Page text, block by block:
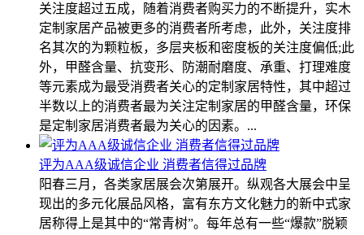
关注度超过五成，随着消费者购买力的不断提升，实木
定制家居产品被更多的消费者所考虑，此外，关注度排
名其次的为颗粒板，多层夹板和密度板的关注度偏低;此
外，甲醛含量、抗变形、防潮耐磨度、承重、打理难度
等元素成为最受消费者关心的定制家居特性，其中超过
半数以上的消费者最为关注定制家居的甲醛含量，环保
是定制家居消费者最为关心的因素。...
评为AAA级诚信企业 消费者信得过品牌
阳春三月，各类家居展会次第展开。纵观各大展会中呈
现出的多元化展品风格，富有东方文化魅力的新中式家
居称得上是其中的“常青树”。每年总有一些“爆款”脱颖